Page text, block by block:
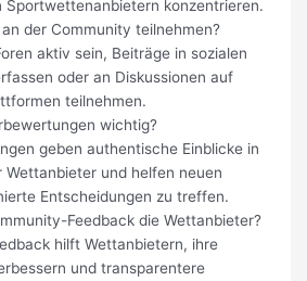
Sportwettenanbietern konzentrieren.
der Community teilnehmen?
aktiv sein, Beiträge in sozialen
oder an Diskussionen auf
teilnehmen.
wichtig?
geben authentische Einblicke in
Wettanbieter und helfen neuen
Entscheidungen zu treffen.
Feedback die Wettanbieter?
hilft Wettanbietern, ihre
und transparentere